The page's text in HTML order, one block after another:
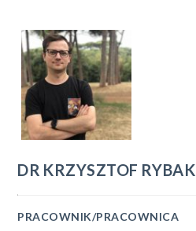
DR KRZYSZTOF RYBAK
PRACOWNIK/PRACOWNICA